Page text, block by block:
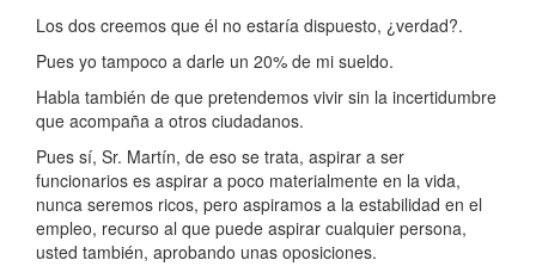
Los dos creemos que él no estaría dispuesto, ¿verdad?.
Pues yo tampoco a darle un 20% de mi sueldo.
Habla también de que pretendemos vivir sin la incertidumbre
que acompaña a otros ciudadanos.
Pues sí, Sr. Martín, de eso se trata, aspirar a ser
funcionarios es aspirar a poco materialmente en la vida,
nunca seremos ricos, pero aspiramos a la estabilidad en el
empleo, recurso al que puede aspirar cualquier persona,
usted también, aprobando unas oposiciones.